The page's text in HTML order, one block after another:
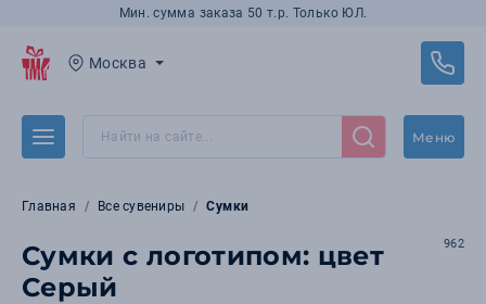
Мин. сумма заказа 50 т.р. Только ЮЛ.
Москва
Меню
Главная Все сувениры Сумки
Сумки с логотипом: цвет
Серый
962